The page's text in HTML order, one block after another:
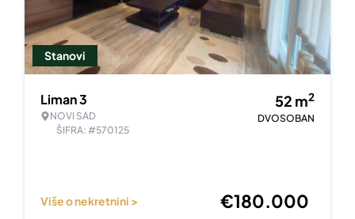
Stanovi
Liman 3
NOVI SAD
ŠIFRA: #570125
52 m2
DVOSOBAN
Više o nekretnini > €180.000